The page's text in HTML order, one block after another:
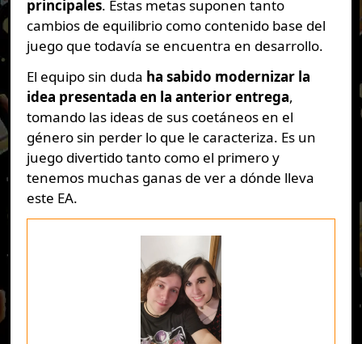
principales. Estas metas suponen tanto
cambios de equilibrio como contenido base del
juego que todavía se encuentra en desarrollo.
El equipo sin duda ha sabido modernizar la
idea presentada en la anterior entrega,
tomando las ideas de sus coetáneos en el
género sin perder lo que le caracteriza. Es un
juego divertido tanto como el primero y
tenemos muchas ganas de ver a dónde lleva
este EA.